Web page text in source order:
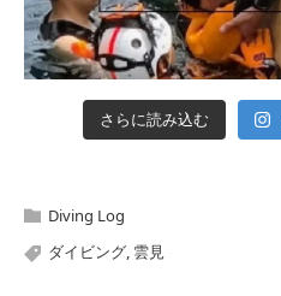
さらに読み込む
Diving Log
ダイビング, 雲見